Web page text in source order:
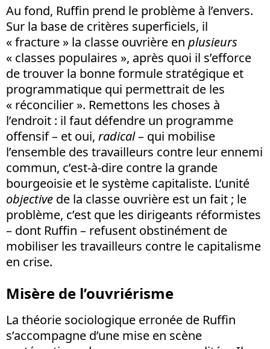
Au fond, Ruffin prend le problème à l’envers.
Sur la base de critères superficiels, il
« fracture » la classe ouvrière en plusieurs
« classes populaires », après quoi il s’efforce
de trouver la bonne formule stratégique et
programmatique qui permettrait de les
« réconcilier ». Remettons les choses à
l’endroit : il faut défendre un programme
offensif – et oui, radical– qui mobilise
l’ensemble des travailleurs contre leur ennemi
commun, c’est-à-dire contre la grande
bourgeoisie et le système capitaliste. L’unité
objective de la classe ouvrière est un fait ; le
problème, c’est que les dirigeants réformistes
– dont Ruffin – refusent obstinément de
mobiliser les travailleurs contre le capitalisme
en crise.
Misère de l’ouvriérisme
La théorie sociologique erronée de Ruffin
s’accompagne d’une mise en scène